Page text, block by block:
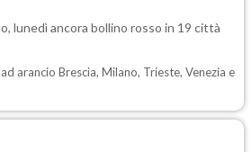
lunedì ancora bollino rosso in 19 città
arancio Brescia, Milano, Trieste, Venezia e